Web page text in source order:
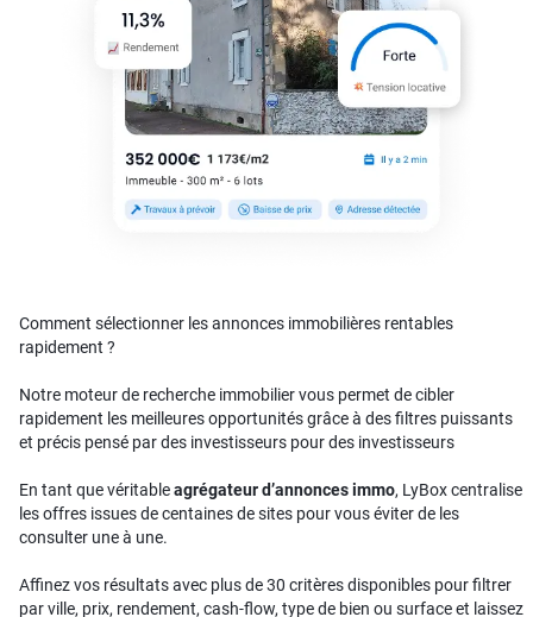
Comment sélectionner les annonces immobilières rentables
rapidement ?
Notre moteur de recherche immobilier vous permet de cibler
rapidement les meilleures opportunités grâce à des filtres puissants
et précis pensé par des investisseurs pour des investisseurs
En tant que véritableagrégateur d’annonces immo, LyBox centralise
les offres issues de centaines de sites pour vous éviter de les
consulter une à une.
Affinez vos résultats avec plus de 30 critères disponibles pour filtrer
par ville, prix, rendement, cash-flow, type de bien ou surface et laissez